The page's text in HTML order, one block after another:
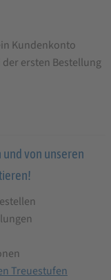
von unseren
Treuestufen